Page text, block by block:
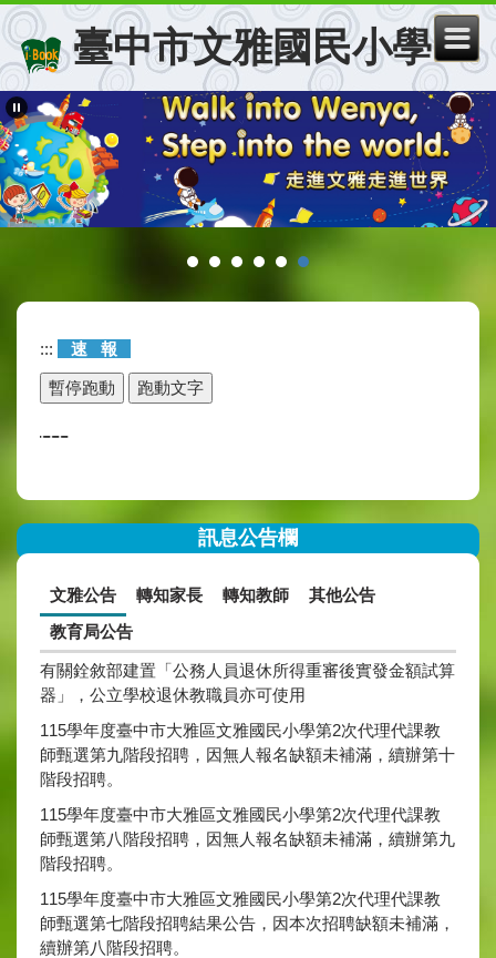
跳
到
主
要
內
容
區
臺中市文雅國民小學
::: 速 報
訊息公告欄
文雅公告 轉知家長 轉知教師
其他公告
教育局公告
有關銓敘部建置「公務人員退休所得重審後實發金額試算
器」，公立學校退休教職員亦可使用
115學年度臺中市大雅區文雅國民小學第2次代理代課教
師甄選第九階段招聘，因無人報名缺額未補滿，續辦第十
階段招聘。
115學年度臺中市大雅區文雅國民小學第2次代理代課教
師甄選第八階段招聘，因無人報名缺額未補滿，續辦第九
階段招聘。
115學年度臺中市大雅區文雅國民小學第2次代理代課教
師甄選第七階段招聘結果公告，因本次招聘缺額未補滿，
續辦第八階段招聘。